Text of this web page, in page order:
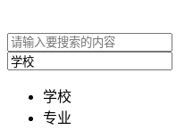
学校
专业